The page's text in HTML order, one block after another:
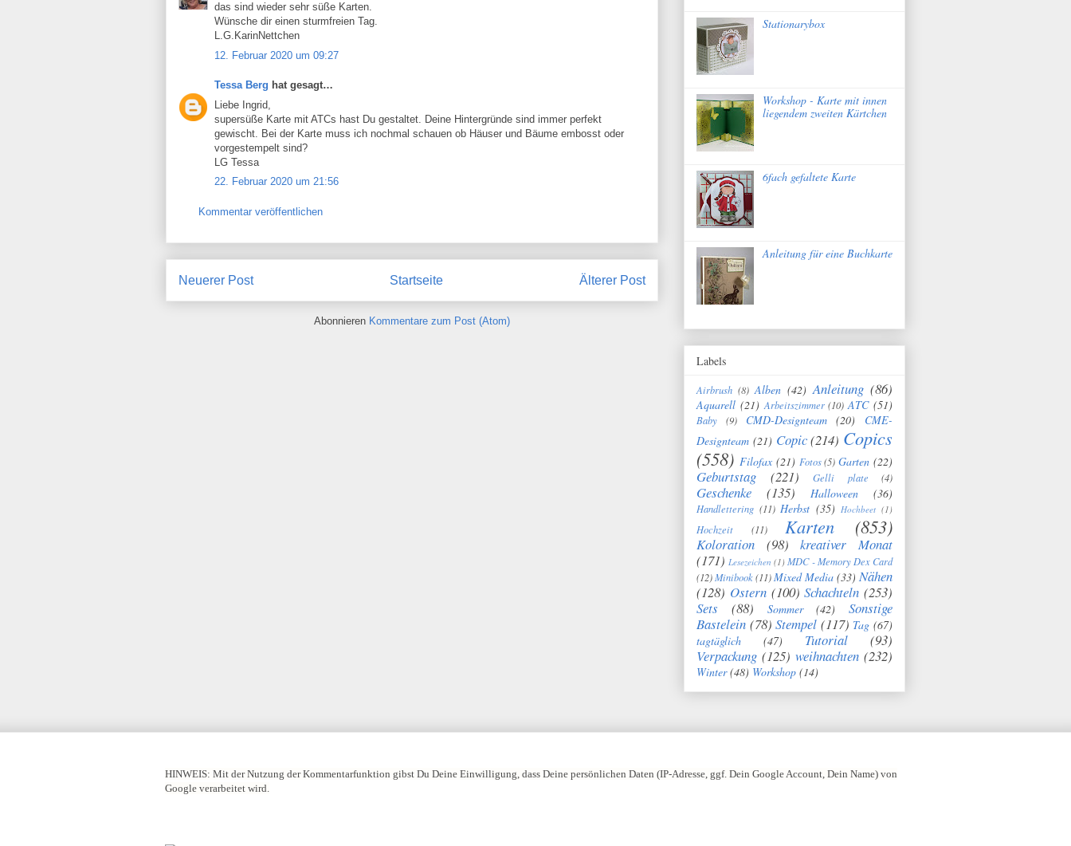
das sind wieder sehr süße Karten.
Wünsche dir einen sturmfreien Tag.
L.G.KarinNettchen
12. Februar 2020 um 09:27
Tessa Berg hat gesagt…
Liebe Ingrid,
supersüße Karte mit ATCs hast Du gestaltet. Deine Hintergründe sind immer perfekt
gewischt. Bei der Karte muss ich nochmal schauen ob Häuser und Bäume embosst oder
vorgestempelt sind?
LG Tessa
22. Februar 2020 um 21:56
Kommentar veröffentlichen
Neuerer Post Älterer Post
Startseite
Abonnieren Kommentare zum Post (Atom)
Stationarybox
Workshop - Karte mit innen
liegendem zweiten Kärtchen
6fach gefaltete Karte
Anleitung für eine Buchkarte
Labels
Airbrush (8) Alben (42) Anleitung (86)
Aquarell (21) Arbeitszimmer (10) ATC (51)
Baby (9) CMD-Designteam (20)
CME-
Designteam (21) Copic (214) Copics
(558) Filofax (21) Fotos (5) Garten (22)
Geburtstag (221) Gelli plate (4)
Geschenke (135) Halloween (36)
Handlettering (11) Herbst (35) Hochbeet (1)
Hochzeit (11) Karten (853)
Koloration (98)
kreativer Monat
(171) Lesezeichen (1) MDC - Memory Dex Card
(12)Minibook(11) Mixed Media (33) Nähen
(128) Ostern (100) Schachteln (253)
Sets
(88) Sommer (42)
Sonstige
Bastelein (78) Stempel (117) Tag (67)
tagtäglich
(47) Tutorial
(93)
Verpackung (125) weihnachten (232)
Winter (48) Workshop (14)
HINWEIS: Mit der Nutzung der Kommentarfunktion gibst Du Deine Einwilligung, dass Deine persönlichen Daten (IP-Adresse, ggf. Dein Google Account, Dein Name) von
Google verarbeitet wird.